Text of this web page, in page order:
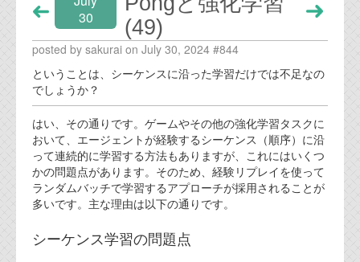
30
(49)
posted by sakurai on July 30, 2024 #844
ということは、シーケンスに沿った学習だけでは不足なの
でしょうか？
はい、その通りです。ゲームやその他の強化学習タスクに
おいて、エージェントが経験するシーケンス（順序）に沿
って連続的に学習する方法もありますが、これにはいくつ
かの問題点があります。そのため、経験リプレイを使って
ランダムバッチで学習するアプローチが採用されることが
多いです。主な理由は以下の通りです。
シーケンス学習の問題点